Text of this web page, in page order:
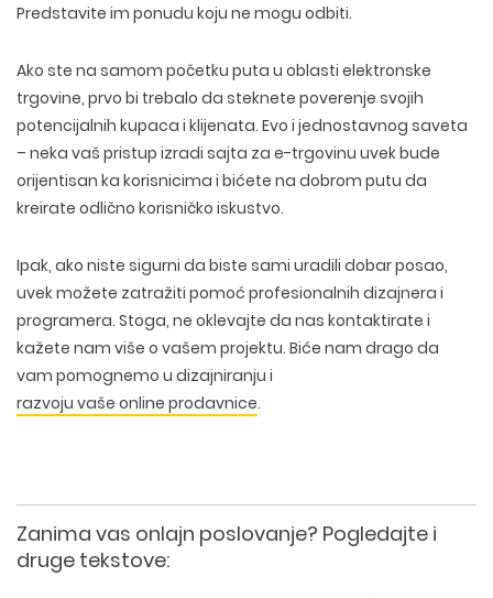
Predstavite im ponudu koju ne mogu odbiti.
Ako ste na samom početku puta u oblasti elektronske
trgovine, prvo bi trebalo da steknete poverenje svojih
potencijalnih kupaca i klijenata. Evo i jednostavnog saveta
– neka vaš pristup izradi sajta za e-trgovinu uvek bude
orijentisan ka korisnicima i bićete na dobrom putu da
kreirate odlično korisničko iskustvo.
Ipak, ako niste sigurni da biste sami uradili dobar posao,
uvek možete zatražiti pomoć profesionalnih dizajnera i
programera. Stoga, ne oklevajte da nas kontaktirate i
kažete nam više o vašem projektu. Biće nam drago da
vam pomognemo u dizajniranju i
razvoju vaše online prodavnice.
Zanima vas onlajn poslovanje? Pogledajte i
druge tekstove: